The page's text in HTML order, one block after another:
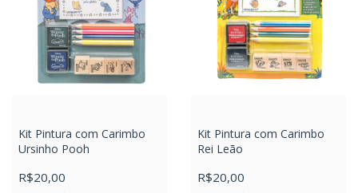
Kit Pintura com Carimbo
Ursinho Pooh
R$20,00
Kit Pintura com Carimbo
Rei Leão
R$20,00